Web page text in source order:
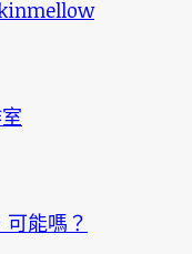
能嗎？